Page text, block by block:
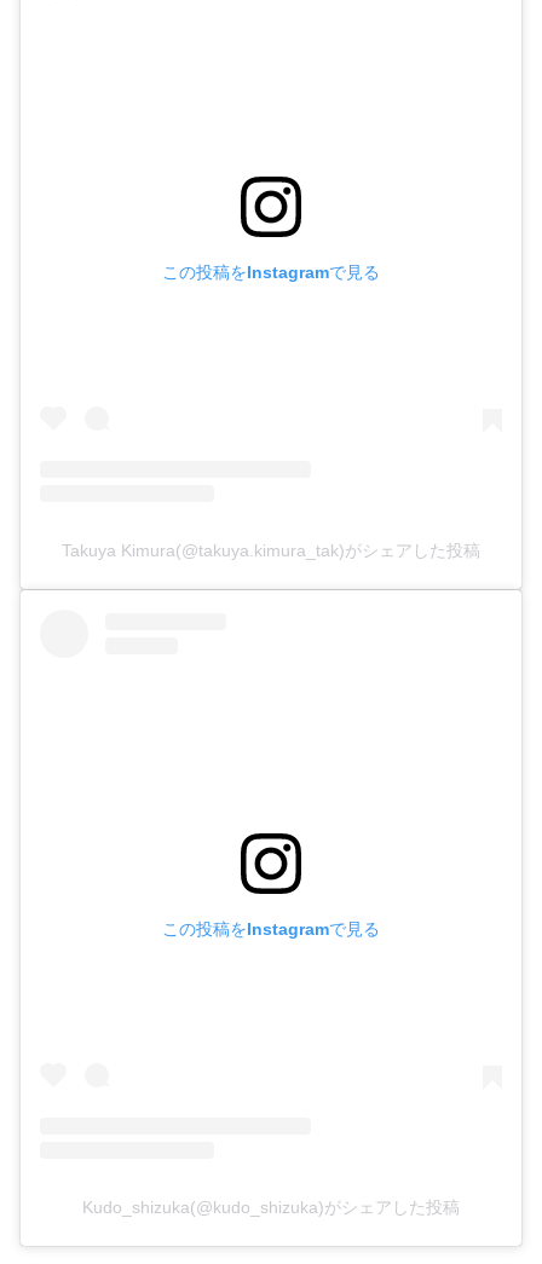
この投稿をInstagramで見る
Takuya Kimura(@takuya.kimura_tak)がシェアした投稿
この投稿をInstagramで見る
Kudo_shizuka(@kudo_shizuka)がシェアした投稿